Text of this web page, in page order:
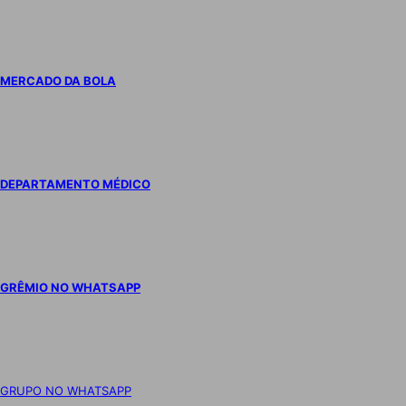
MERCADO DA BOLA
DEPARTAMENTO MÉDICO
GRÊMIO NO WHATSAPP
GRUPO NO WHATSAPP